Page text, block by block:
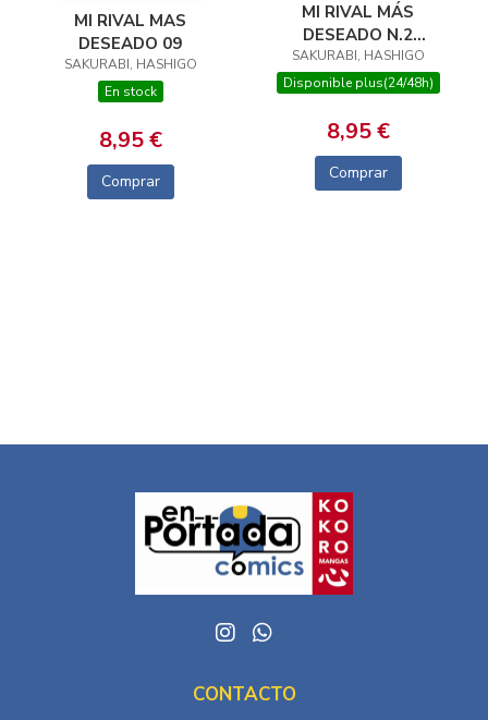
MI RIVAL MAS
DESEADO 09
SAKURABI, HASHIGO
En stock
8,95 €
Comprar
MI RIVAL MÁS
DESEADO N.2
(REEDICIÓN)
SAKURABI, HASHIGO
Disponible plus(24/48h)
8,95 €
Comprar
CONTACTO